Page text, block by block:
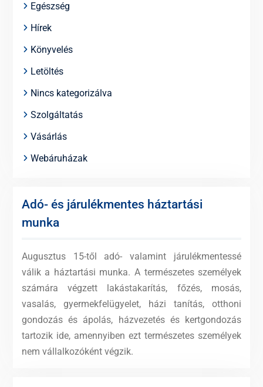
Egészség
Hírek
Könyvelés
Letöltés
Nincs kategorizálva
Szolgáltatás
Vásárlás
Webáruházak
Adó- és járulékmentes háztartási
munka
Augusztus 15-től adó- valamint járulékmentessé
válik a háztartási munka. A természetes személyek
számára végzett lakástakarítás, főzés, mosás,
vasalás, gyermekfelügyelet, házi tanítás, otthoni
gondozás és ápolás, házvezetés és kertgondozás
tartozik ide, amennyiben ezt természetes személyek
nem vállalkozóként végzik.